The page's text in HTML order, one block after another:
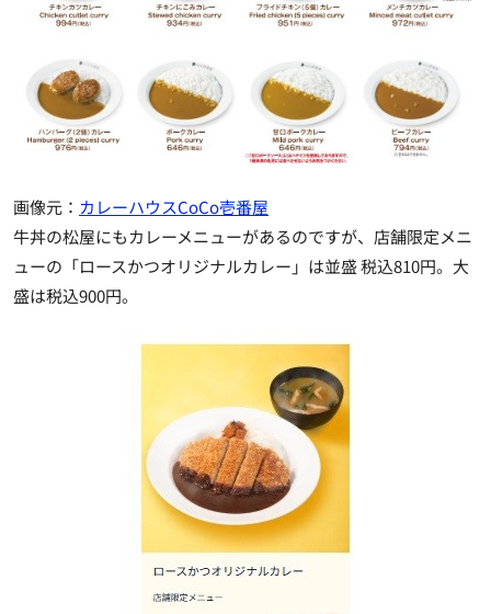
画像元： カレーハウスCoCo壱番屋
牛丼の松屋にもカレーメニューがあるのですが、店舗限定メニ
ューの「ロースかつオリジナルカレー」は並盛 税込810円。大
盛は税込900円。